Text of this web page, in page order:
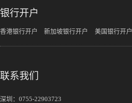
银行开户
香港银行开户 新加坡银行开户 美国银行开户
联系我们
深圳： 0755-22903723